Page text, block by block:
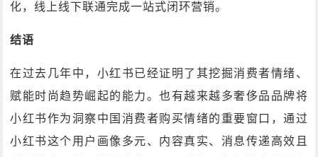
化，线上线下联通完成一站式闭环营销。
结语
在过去几年中，小红书已经证明了其挖掘消费者情绪、
赋能时尚趋势崛起的能力。也有越来越多奢侈品品牌将
小红书作为洞察中国消费者购买情绪的重要窗口，通过
小红书这个用户画像多元、内容真实、消息传递高效且